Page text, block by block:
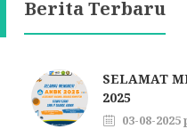
Berita Terbaru
SELAMAT
2025
03-08-2025